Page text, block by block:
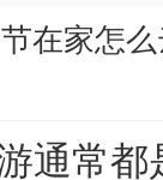
在家怎
通常